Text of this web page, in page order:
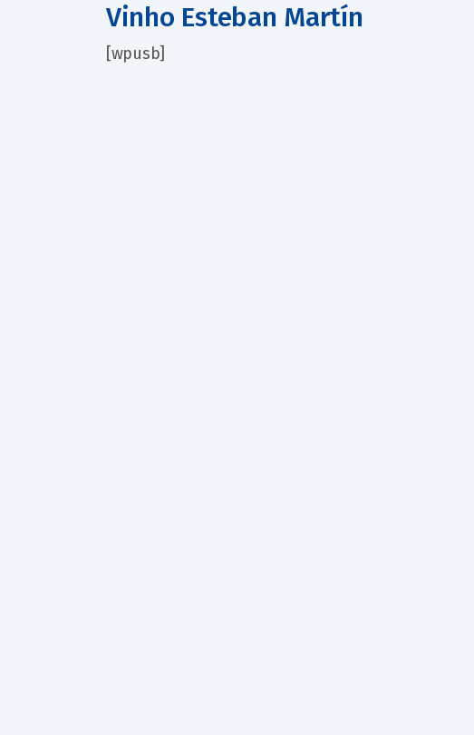
Vinho Esteban Martín
[wpusb]